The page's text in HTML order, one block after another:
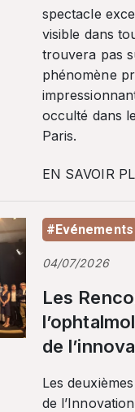
spectacle
visible dans
trouvera pas
phénomène
occulté dans
Paris.
EN SAVOIR
#Evénements
04/07/2026
Les
de
Les
de